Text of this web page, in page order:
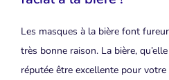
Les masques à la bière font
très bonne raison. La bière,
réputée être excellente pour